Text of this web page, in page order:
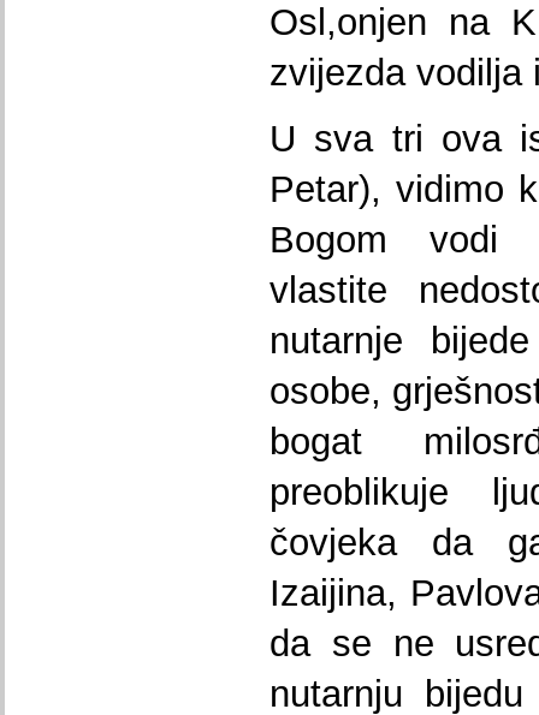
Osl,onjen na
zvijezda vodilja
U sva tri ova
Petar), vidimo
Bogom vodi
vlastite
nutarnje
osobe,
bogat
preoblikuje
čovjeka da
Izaijina,
da se ne
nutarnju